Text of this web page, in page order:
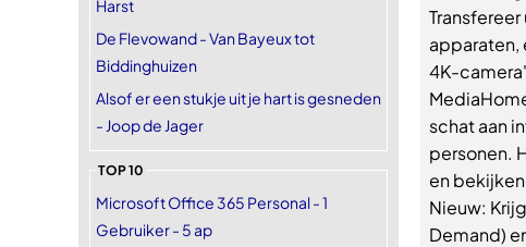
Harst
De Flevowand - Van Bayeux tot
Biddinghuizen
Alsof er een stukje uit je hart is gesneden
- Joop de Jager
TOP 10
Microsoft Office 365 Personal - 1
Gebruiker - 5 ap
apparaten,
4K-
schat aan
personen.
en
Nieuw:
Demand)